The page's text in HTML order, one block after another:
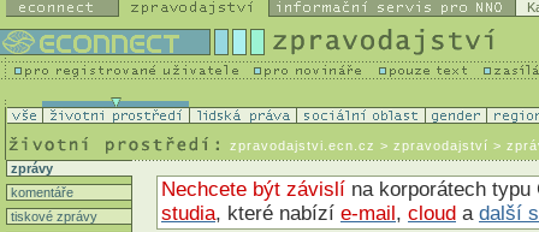
zpravodajstvi.ecn.cz > zpravodajství >
zprávy
komentáře
tiskové zprávy
Nechcete být závislí na korporátech
studia, které nabízí e-mail, cloud a další